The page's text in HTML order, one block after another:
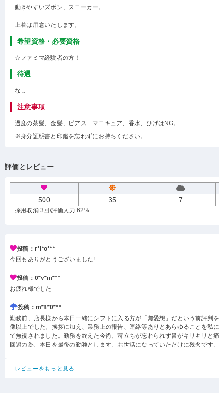
動きやすいズボン、スニーカー。
上着は用意いたします。
希望資格・必要資格
☆ファミマ経験者の方！
待遇
なし
注意事項
過度の茶髪、金髪、ピアス、マニキュア、香水、ひげはNG。
※身分証明書と印鑑を忘れずにお持ちください。
評価とレビュー
500 35 7
採用取消 3回 /評価入力 62%
投稿：r*i*o***
今回もありがとうございました!
投稿：0*v*m***
お疲れ様でした
投稿：m*8*0***
勤務前、店長様から本日一緒にシフトに入る方が「無愛想」だという前評判
像以上でした。挨拶に加え、業務上の報告、連絡等ありとあらゆることを私
て無視されました。勤務を終えた今尚、苛立ちが忘れられず胃がキリキリと
回避の為、本日を最後の勤務とします。お世話になっていただけに残念です。
レビューをもっと見る